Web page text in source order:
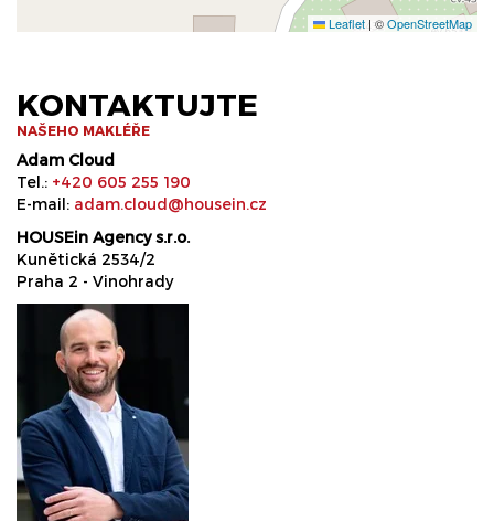
Leaflet | ©OpenStreetMap
KONTAKTUJTE
NAŠEHO MAKLÉŘE
Adam Cloud
Tel.: +420 605 255 190
E-mail: adam.cloud@housein.cz
HOUSEin Agency s.r.o.
Kunětická 2534/2
Praha 2 - Vinohrady